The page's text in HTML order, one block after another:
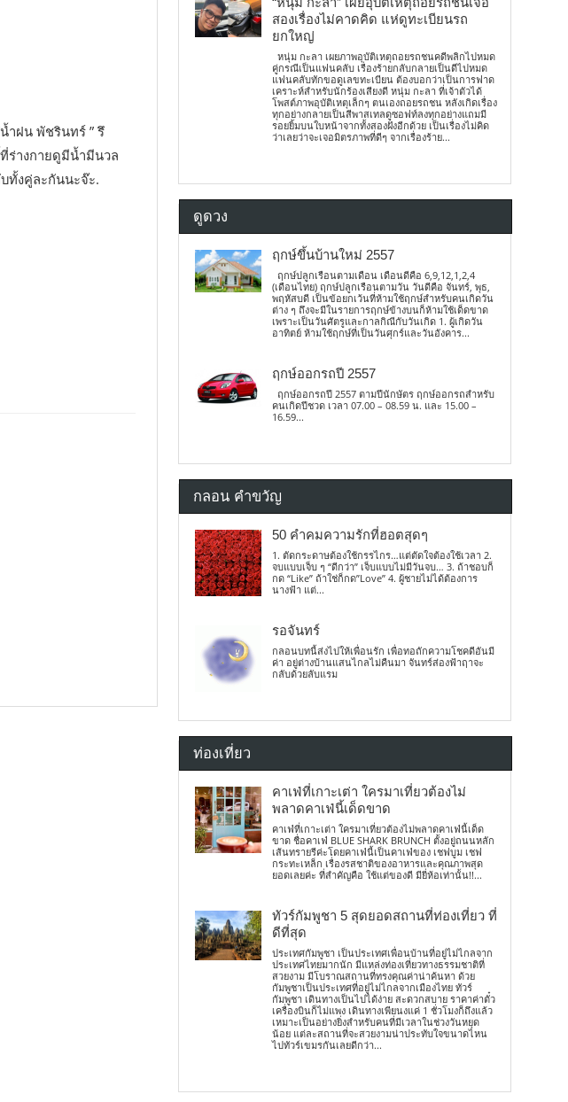
ำฝน พัชรินทร์ ” รึ
ร่างกายดูมีน้ำมีนวล
ทั้งคู่ละกันนะจ๊ะ.
สองเรื่องไม่คาดคิด แห่ดูทะเบียนรถ
ยกใหญ่
หนุ่ม กะลา เผยภาพอุบัติเหตุถอยรถชนคดีพลิกไปหมด
คู่กรณีเป็นแฟนคลับ เรื่องร้ายกลับกลายเป็นดีไปหมด
แฟนคลับทักขอดูเลขทะเบียน ต้องบอกว่าเป็นการฟาด
เคราะห์สำหรับนักร้องเสียงดี หนุ่ม กะลา ที่เจ้าตัวได้
โพสต์ภาพอุบัติเหตุเล็กๆ ตนเองถอยรถชน หลังเกิดเรื่อง
ทุกอย่างกลายเป็นสีพาสเทลดูซอฟท์ลงทุกอย่างแถมมี
รอยยิ้มบนใบหน้าจากทั้งสองฝั่งอีกด้วย เป็นเรื่องไม่คิด
ว่าเลยว่าจะเจอมิตรภาพที่ดีๆ จากเรื่องร้าย...
ดูดวง
ฤกษ์ขึ้นบ้านใหม่ 2557
ฤกษ์ปลูกเรือนตามเดือน เดือนดีคือ 6,9,12,1,2,4
(เดือนไทย) ฤกษ์ปลูกเรือนตามวัน วันดีคือ จันทร์, พุธ,
พฤหัสบดี เป็นข้อยกเว้นที่ห้ามใช้ฤกษ์สำหรับคนเกิดวัน
ต่าง ๆ ถึงจะมีในรายการฤกษ์ข้างบนก็ห้ามใช้เด็ดขาด
เพราะเป็นวันศัตรูและกาลกิณีกับวันเกิด 1. ผู้เกิดวัน
อาทิตย์ ห้ามใช้ฤกษ์ที่เป็นวันศุกร์และวันอังคาร...
ฤกษ์ออกรถปี 2557
ฤกษ์ออกรถปี 2557 ตามปีนักษัตร ฤกษ์ออกรถสำหรับ
คนเกิดปีชวด เวลา 07.00 – 08.59 น. และ 15.00 –
16.59...
กลอน คำขวัญ
50 คำคมความรักที่ฮอตสุดๆ
1. ตัดกระดาษต้องใช้กรรไกร…แต่ตัดใจต้องใช้เวลา 2.
จบแบบเจ็บ ๆ “ดีกว่า” เจ็บแบบไม่มีวันจบ… 3. ถ้าชอบก็
กด “Like” ถ้าใช่ก็กด”Love” 4. ผู้ชายไม่ได้ต้องการ
นางฟ้า แต่...
รอจันทร์
กลอนบทนี้ส่งไปให้เพื่อนรัก เพื่อทอถักความโชคดีอันมี
ค่า อยู่ต่างบ้านแสนไกลไม่คืนมา จันทร์ส่องฟ้าฤาจะ
กลับด้วยลับแรม
ท่องเที่ยว
คาเฟ่ที่เกาะเต่า ใครมาเที่ยวต้องไม่
พลาดคาเฟ่นี้เด็ดขาด
คาเฟ่ที่เกาะเต่า ใครมาเที่ยวต้องไม่พลาดคาเฟ่นี้เด็ด
ขาด ชื่อคาเฟ่ BLUE SHARK BRUNCH ตั้งอยู่ถนนหลัก
เส้นทรายรีค่ะโดยคาเฟ่นี้เป็นคาเฟ่ของ เชฟบูม เชฟ
กระทะเหล็ก เรื่องรสชาติของอาหารและคุณภาพสุด
ยอดเลยค่ะ ที่สำคัญคือ ใช้แต่ของดี มียี่ห้อเท่านั้น!!...
ทัวร์กัมพูชา 5 สุดยอดสถานที่ท่องเที่ยว ที่
ดีที่สุด
ประเทศกัมพูชา เป็นประเทศเพื่อนบ้านที่อยู่ไม่ไกลจาก
ประเทศไทยมากนัก มีแหล่งท่องเที่ยวทางธรรมชาติที่
สวยงาม มีโบราณสถานที่ทรงคุณค่าน่าค้นหา ด้วย
กัมพูชาเป็นประเทศที่อยู่ไม่ไกลจากเมืองไทย ทัวร์
กัมพูชา เดินทางเป็นไปได้ง่าย สะดวกสบาย ราคาค่าตั๋ว
เครื่องบินก็ไม่แพง เดินทางเพียนงแค่ 1 ชั่วโมงก็ถึงแล้ว
เหมาะเป็นอย่างยิ่งสำหรับคนที่มีเวลาในช่วงวันหยุด
น้อย แต่ละสถานที่จะสวยงามน่าประทับใจขนาดไหน
ไปทัวร์เขมรกันเลยดีกว่า...